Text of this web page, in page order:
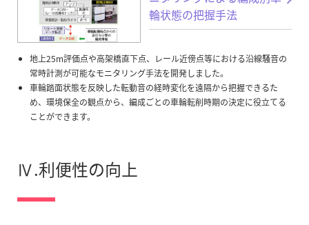
輪状態の把握手法
地上25m評価点や高架橋直下点、レール近傍点等における沿線騒音の
常時計測が可能なモニタリング手法を開発しました。
車輪踏面状態を反映した転動音の経時変化を遠隔から把握できるた
め、環境保全の観点から、編成ごとの車輪転削時期の決定に役立てる
ことができます。
Ⅳ.利便性の向上